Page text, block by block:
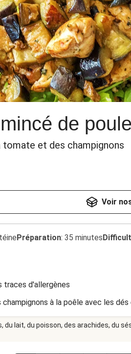
de
et des champignons
Voir
Préparation: 35 minutes
traces d'allergènes
à la poêle avec les
lait, du poisson, des arachides, du